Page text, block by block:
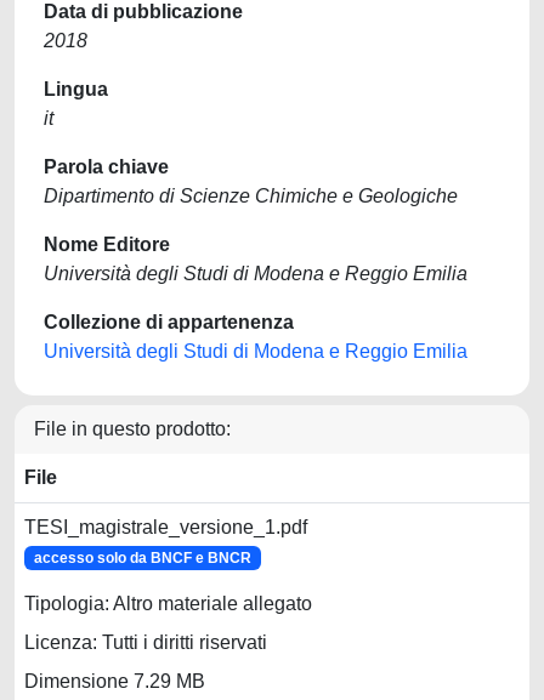
Data di pubblicazione
2018
Lingua
it
Parola chiave
Dipartimento di Scienze Chimiche e Geologiche
Nome Editore
Università degli Studi di Modena e Reggio Emilia
Collezione di appartenenza
Università degli Studi di Modena e Reggio Emilia
File in questo prodotto:
File
TESI_magistrale_versione_1.pdf
accesso solo da BNCF e BNCR
Tipologia: Altro materiale allegato
Licenza: Tutti i diritti riservati
Dimensione 7.29 MB